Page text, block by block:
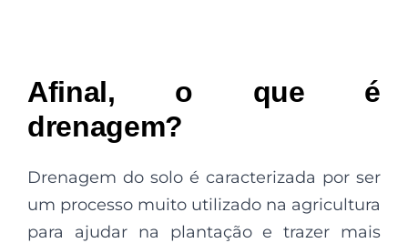
Afinal, o que é
drenagem?
Drenagem do solo é caracterizada por ser
um processo muito utilizado na agricultura
para ajudar na plantação e trazer mais